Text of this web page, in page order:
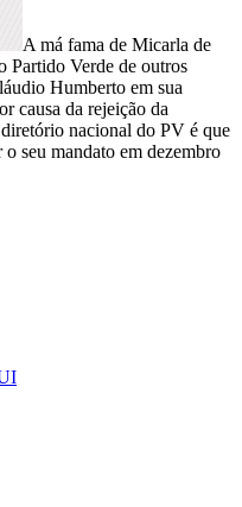
A má fama de Micarla de
Partido Verde de outros
Humberto em sua
causa da rejeição da
nacional do PV é que
seu mandato em dezembro